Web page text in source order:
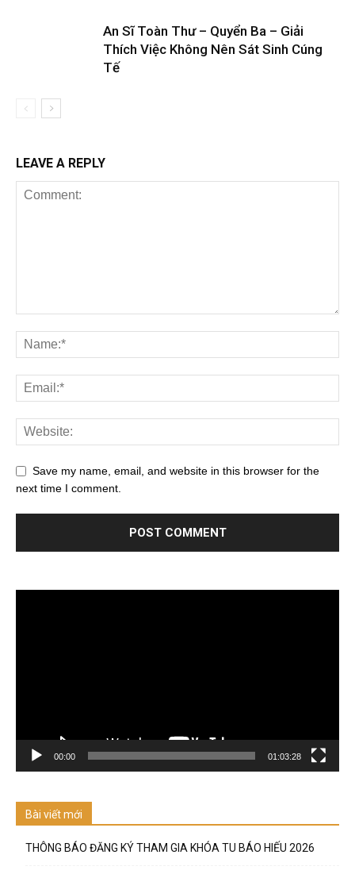
An Sĩ Toàn Thư – Quyển Ba – Giải
Thích Việc Không Nên Sát Sinh Cúng
Tế
LEAVE A REPLY
Save my name, email, and website in this browser for the
next time I comment.
00:00 01:03:28
Bài viết mới
THÔNG BÁO ĐĂNG KÝ THAM GIA KHÓA TU BÁO HIẾU 2026